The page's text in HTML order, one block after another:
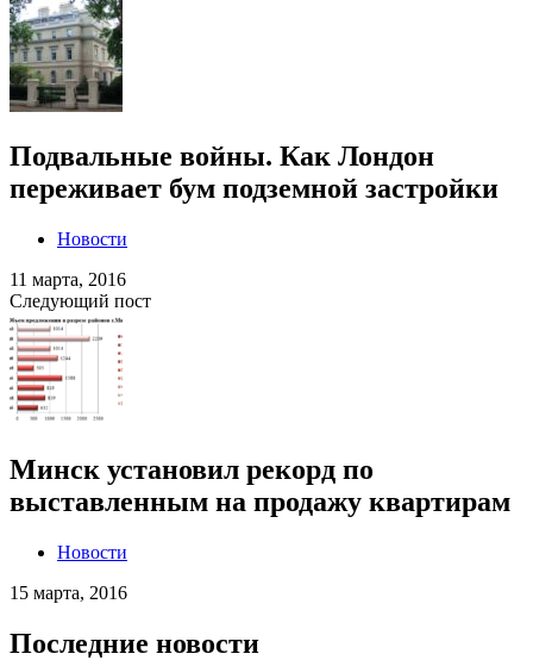
Подвальные войны. Как Лондон
переживает бум подземной застройки
Новости
11 марта, 2016
Следующий пост
Минск установил рекорд по
выставленным на продажу квартирам
Новости
15 марта, 2016
Последние новости